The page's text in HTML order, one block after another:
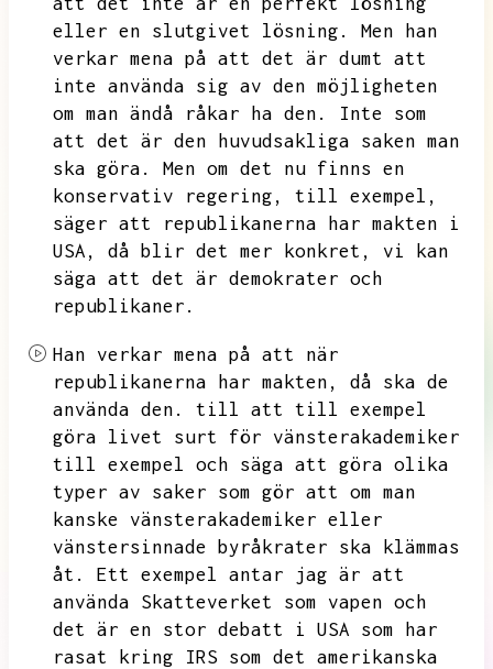
eller en slutgivet lösning.
Men han
verkar mena på att det är dumt att
inte använda sig av den möjligheten
om man ändå råkar ha den.
Inte som
att det är den huvudsakliga saken man
ska göra.
Men om det nu finns en
konservativ regering,
till exempel,
säger att republikanerna har makten i
USA,
då blir det mer konkret,
vi kan
säga att det är demokrater och
republikaner.
Han verkar mena på att när
republikanerna har makten,
då ska de
använda den.
till att till exempel
göra livet surt för vänsterakademiker
till exempel och säga att göra olika
typer av saker som gör att om man
kanske vänsterakademiker eller
vänstersinnade byråkrater ska klämmas
åt.
Ett exempel antar jag är att
använda Skatteverket som vapen och
det är en stor debatt i USA som har
rasat kring IRS som det amerikanska